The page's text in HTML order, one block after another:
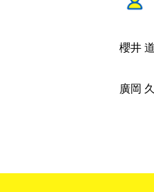
櫻井
廣岡